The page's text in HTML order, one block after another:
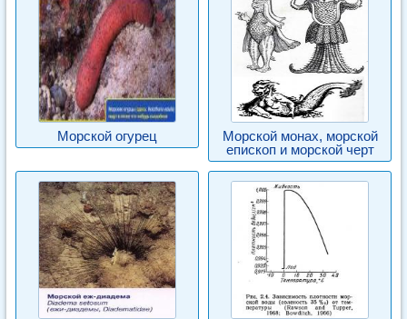
Морской огурец
Морской монах, морской
епископ и морской черт